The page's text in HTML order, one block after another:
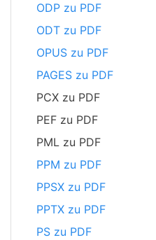
ODP zu PDF
ODT zu PDF
OPUS zu PDF
PAGES zu PDF
PCX zu PDF
PEF zu PDF
PML zu PDF
PPM zu PDF
PPSX zu PDF
PPTX zu PDF
PS zu PDF